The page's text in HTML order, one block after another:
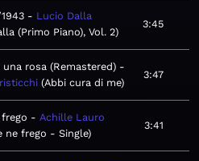
Lucio Dalla
(Primo Piano), Vol. 2
3:45
una rosa (Remastered)
Abbi cura di me
3:47
Achille Lauro
ne frego - Single
3:41